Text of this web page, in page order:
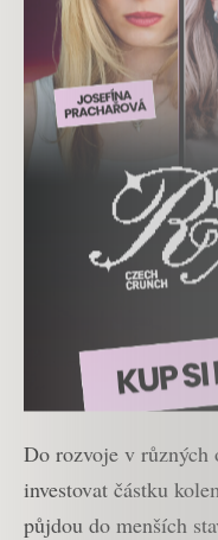
Do rozvoje v různých
investovat částku
půjdou do menších